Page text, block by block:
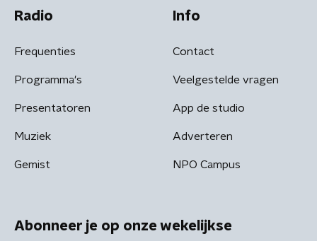
Radio
Frequenties
Programma's
Presentatoren
Muziek
Gemist
Info
Contact
Veelgestelde vragen
App de studio
Adverteren
NPO Campus
Abonneer je op onze wekelijkse